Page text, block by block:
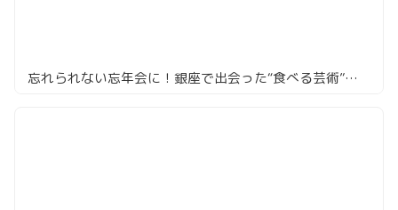
忘れられない忘年会に！銀座で出会った“食べる芸術”「Renge」